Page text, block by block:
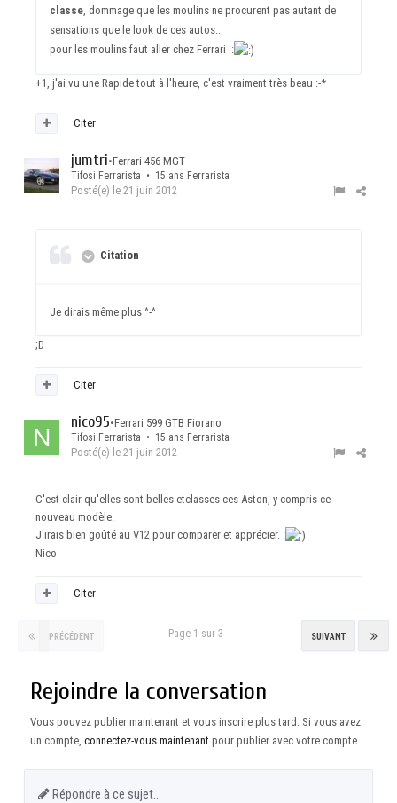
classe, dommage que les moulins ne procurent pas autant de
sensations que le look de ces autos..
pour les moulins faut aller chez Ferrari :
+1, j'ai vu une Rapide tout à l'heure, c'est vraiment très beau :-*
Citer
jumtri•Ferrari 456 MGT
Tifosi Ferrarista • 15 ans Ferrarista
Posté(e) le 21 juin 2012
Citation
Je dirais même plus ^-^
;D
Citer
nico95•Ferrari 599 GTB Fiorano
Tifosi Ferrarista • 15 ans Ferrarista
Posté(e) le 21 juin 2012
C'est clair qu'elles sont belles etclasses ces Aston, y compris ce
nouveau modèle.
J'irais bien goûté au V12 pour comparer et apprécier. :
Nico
Citer
PRÉCÉDENT SUIVANT
Page 1 sur 3
Rejoindre la conversation
Vous pouvez publier maintenant et vous inscrire plus tard. Si vous avez
un compte, connectez-vous maintenant pour publier avec votre compte.
Répondre à ce sujet…